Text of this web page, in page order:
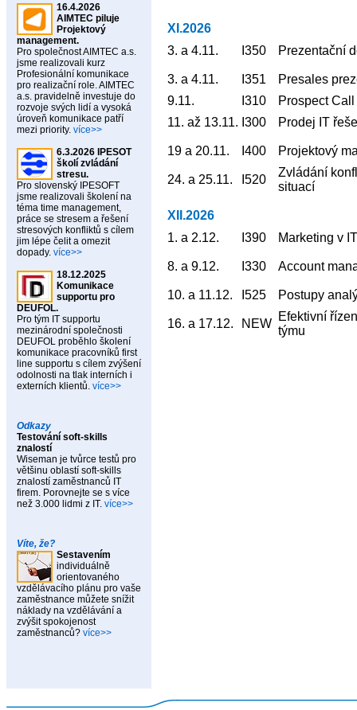
16.4.2026
AIMTEC piluje
Projektový
management.
Pro společnost AIMTEC a.s.
jsme realizovali kurz
Profesionální komunikace
pro realizační role. AIMTEC
a.s. pravidelně investuje do
rozvoje svých lidí a vysoká
úroveň komunikace patří
mezi priority. více>>
6.3.2026 IPESOT
školí zvládání
stresu.
Pro slovenský IPESOFT
jsme realizovali školení na
téma time management,
práce se stresem a řešení
stresových konfliktů s cílem
jim lépe čelit a omezit
dopady. více>>
18.12.2025
Komunikace
supportu pro
DEUFOL.
Pro tým IT supportu
mezinárodní společnosti
DEUFOL proběhlo školení
komunikace pracovníků first
line supportu s cílem zvýšení
odolnosti na tlak interních i
externích klientů. více>>
Odkazy
Testování soft-skills
znalostí
Wiseman je tvůrce testů pro
většinu oblastí soft-skills
znalostí zaměstnanců IT
firem. Porovnejte se s více
než 3.000 lidmi z IT. více>>
Víte, že?
Sestavením
individuálně
orientovaného
vzdělávacího plánu pro vaše
zaměstnance můžete snížit
náklady na vzdělávání a
zvýšit spokojenost
zaměstnanců? více>>
XI.2026
3. a 4.11.
I350 Prezentační
3. a 4.11. I351
Presales
9.11.
I310
Prospect Call
11. až 13.11. I300 Prodej IT
19 a 20.11. I400 Projektový
24. a 25.11. I520
Zvládání
situací
XII.2026
1. a 2.12.
I390 Marketing v IT
8. a 9.12. I330 Account
10. a 11.12. I525 Postupy
16. a 17.12. NEW
Efektivní
týmu